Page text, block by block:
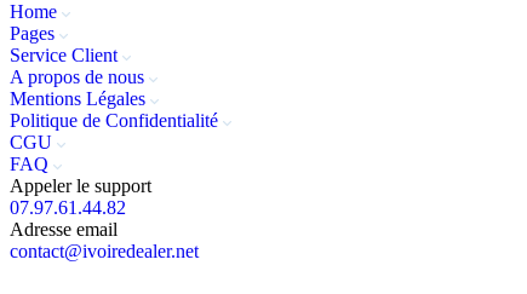
Home
Pages
Service Client
A propos de nous
Mentions Légales
Politique de Confidentialité
CGU
FAQ
Appeler le support
07.97.61.44.82
Adresse email
contact@ivoiredealer.net